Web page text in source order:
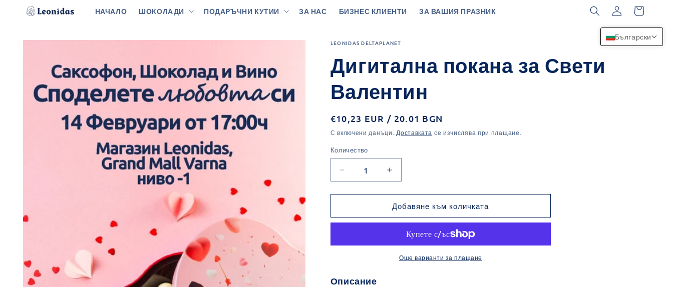
НАЧАЛО ШОКОЛАДИ ПОДАРЪЧНИ КУТИИ ЗА НАС БИЗНЕС КЛИЕНТИ ЗА ВАШИЯ ПРАЗНИК Влизане Количка
Прескочи към
LEONIDAS DELTAPLANET
Дигитална покана за Свети
Валентин
Обичайна
цена
€10,23 EUR / 20.01 BGN
С включени данъци.Доставката се изчислява при плащане.
Количество
Количество
Намаляване
на
количеството
Дигитална
Свети
Увеличаване
на
количеството
за
Дигитална
Свети
Валентин
Добавяне към количката
Още варианти за плащане
Описание
Български